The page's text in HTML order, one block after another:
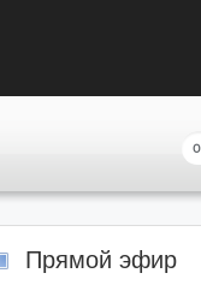
Прямой эфир